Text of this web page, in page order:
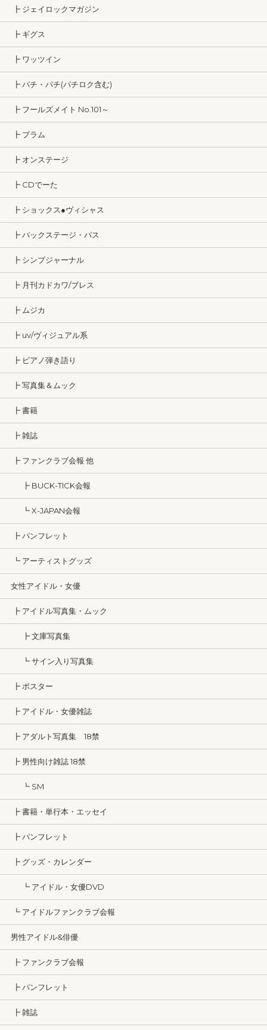
┣ ジェイロックマガジン
┣ ギグス
┣ ワッツイン
┣ パチ・パチ(パチロク含む)
┣ フールズメイト No.101～
┣ プラム
┣ オンステージ
┣ CDでーた
┣ ショックス●ヴィシャス
┣ バックステージ・パス
┣ シンプジャーナル
┣ 月刊カドカワ/ブレス
┣ ムジカ
┣ uv/ヴィジュアル系
┣ ピアノ弾き語り
┣ 写真集＆ムック
┣ 書籍
┣ 雑誌
┣ ファンクラブ会報 他
┣ BUCK-TICK会報
┗ X-JAPAN会報
┣ パンフレット
┗ アーティストグッズ
女性アイドル・女優
┣ アイドル写真集・ムック
┣ 文庫写真集
┗ サイン入り写真集
┣ ポスター
┣ アイドル・女優雑誌
┣ アダルト写真集 18禁
┣ 男性向け雑誌 18禁
┗ SM
┣ 書籍・単行本・エッセイ
┣ パンフレット
┣ グッズ・カレンダー
┗ アイドル・女優DVD
┗ アイドルファンクラブ会報
男性アイドル&俳優
┣ ファンクラブ会報
┣ パンフレット
┣ 雑誌